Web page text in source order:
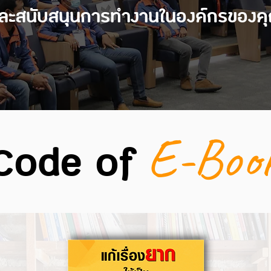
ะสนับสนุนการทำงานในองค์กรของ
of E-